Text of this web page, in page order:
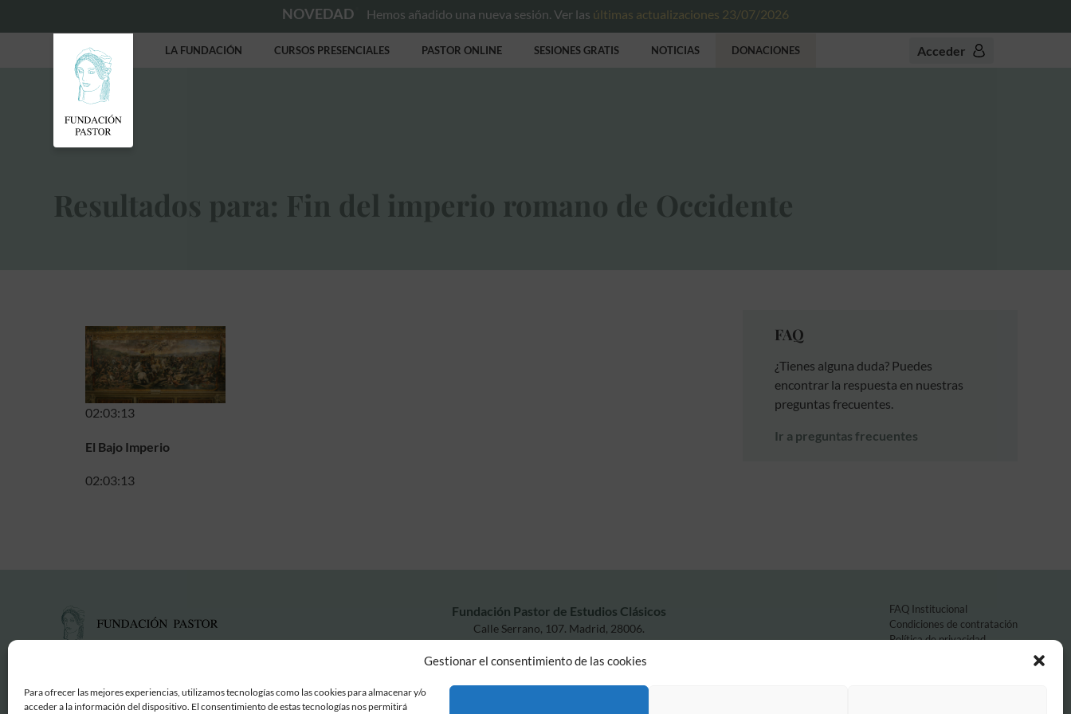
Gestionar el consentimiento de las cookies
Para ofrecer las mejores experiencias, utilizamos tecnologías como las cookies para almacenar y/o
acceder a la información del dispositivo. El consentimiento de estas tecnologías nos permitirá
NOVEDAD Hemos añadido una nueva sesión. Ver las últimas actualizaciones 23/07/2026
LA FUNDACIÓN CURSOS PRESENCIALES PASTOR ONLINE SESIONES GRATIS NOTICIAS DONACIONES Acceder
Resultados para: Fin del imperio romano de Occidente
02:03:13
El Bajo Imperio
02:03:13
FAQ
¿Tienes alguna duda? Puedes
encontrar la respuesta en nuestras
preguntas frecuentes.
Ir a preguntas frecuentes
Fundación Pastor de Estudios Clásicos
Calle Serrano, 107. Madrid, 28006.
informacion@fundacionpastor.es
2026 Todos los derechos reservados © Fundación Pastor. Sitio web desarrollado por
FAQ Institucional
Condiciones de contratación
Política de privacidad